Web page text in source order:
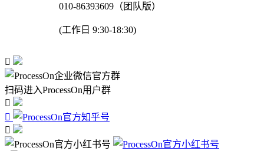
010-86393609（团队版）
(工作日 9:30-18:30)

扫码进入ProcessOn用户群


